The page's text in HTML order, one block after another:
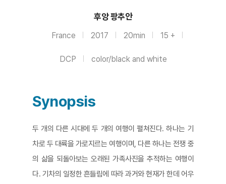
후앙 팡추안
France 2017 20min 15 +
DCP color/black and white
Synopsis
두 개의 다른 시대에 두 개의 여행이 펼쳐진다. 하나는 기
차로 두 대륙을 가로지르는 여행이며, 다른 하나는 전쟁 중
의 삶을 되돌아보는 오래된 가족사진을 추적하는 여행이
다. 기차의 일정한 흔들림에 따라 과거와 현재가 한데 어우